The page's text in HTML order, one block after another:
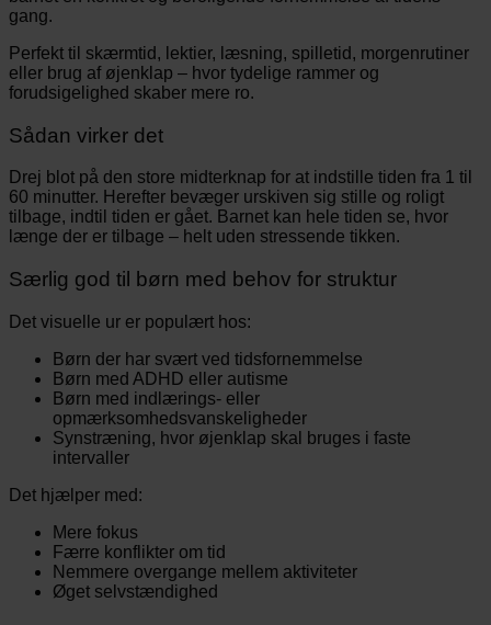
gang.
Perfekt til skærmtid, lektier, læsning, spilletid, morgenrutiner
eller brug af øjenklap – hvor tydelige rammer og
forudsigelighed skaber mere ro.
Sådan virker det
Drej blot på den store midterknap for at indstille tiden fra 1 til
60 minutter. Herefter bevæger urskiven sig stille og roligt
tilbage, indtil tiden er gået. Barnet kan hele tiden se, hvor
længe der er tilbage – helt uden stressende tikken.
Særlig god til børn med behov for struktur
Det visuelle ur er populært hos:
Børn der har svært ved tidsfornemmelse
Børn med ADHD eller autisme
Børn med indlærings- eller
opmærksomhedsvanskeligheder
Synstræning, hvor øjenklap skal bruges i faste
intervaller
Det hjælper med:
Mere fokus
Færre konflikter om tid
Nemmere overgange mellem aktiviteter
Øget selvstændighed